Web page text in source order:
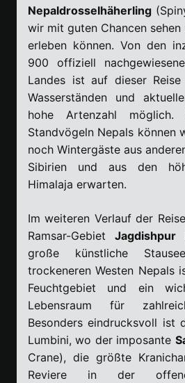
Nepaldrosselhäherling
wir mit guten Chancen sehen
erleben können. Von den
900 offiziell
Landes ist auf dieser
Wasserständen und
hohe Artenzahl möglich.
Standvögeln Nepals können
noch Wintergäste aus
Sibirien und aus den
Himalaja erwarten.
Im weiteren Verlauf der
Ramsar-GebietJagdishpur
große künstliche
trockeneren Westen Nepals
Feuchtgebiet und ein
Lebensraum für
Besonders eindrucksvoll ist
Lumbini, wo der imposante
Crane), die größte
Reviere in der